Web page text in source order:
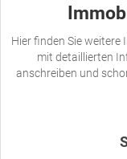
Hier finden Sie weitere
mit detaillierten
anschreiben und